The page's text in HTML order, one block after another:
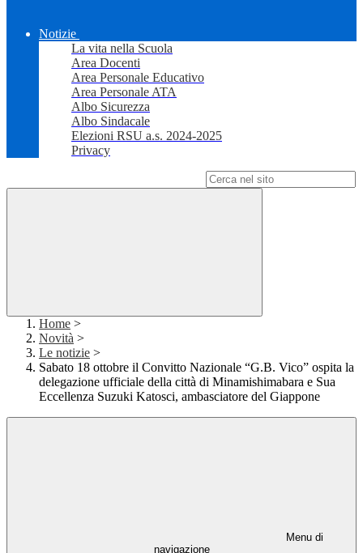
Notizie
La vita nella Scuola
Area Docenti
Area Personale Educativo
Area Personale ATA
Albo Sicurezza
Albo Sindacale
Elezioni RSU a.s. 2024-2025
Privacy
Home >
Novità >
Le notizie >
Sabato 18 ottobre il Convitto Nazionale “G.B. Vico” ospita la
delegazione ufficiale della città di Minamishimabara e Sua
Eccellenza Suzuki Katosci, ambasciatore del Giappone
Menu di
navigazione